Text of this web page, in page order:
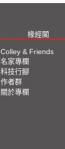
椽經閣
Colley & Friends
名家專欄
科技行腳
作者群
關於專欄